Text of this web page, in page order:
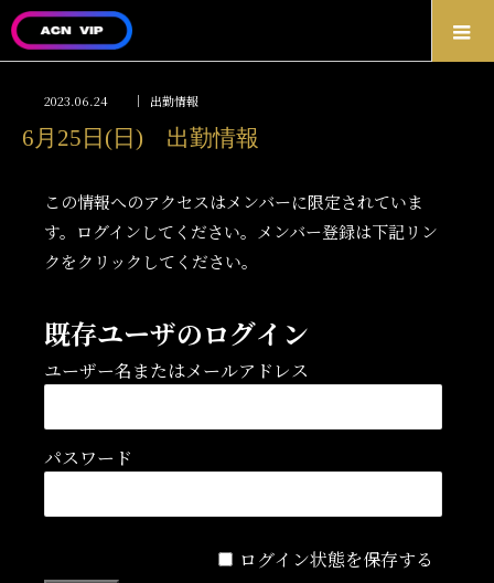
2023.06.24 出勤情報
6月25日(日) 出勤情報
この情報へのアクセスはメンバーに限定されていま
す。ログインしてください。メンバー登録は下記リン
クをクリックしてください。
既存ユーザのログイン
ユーザー名またはメールアドレス
パスワード
ログイン状態を保存する